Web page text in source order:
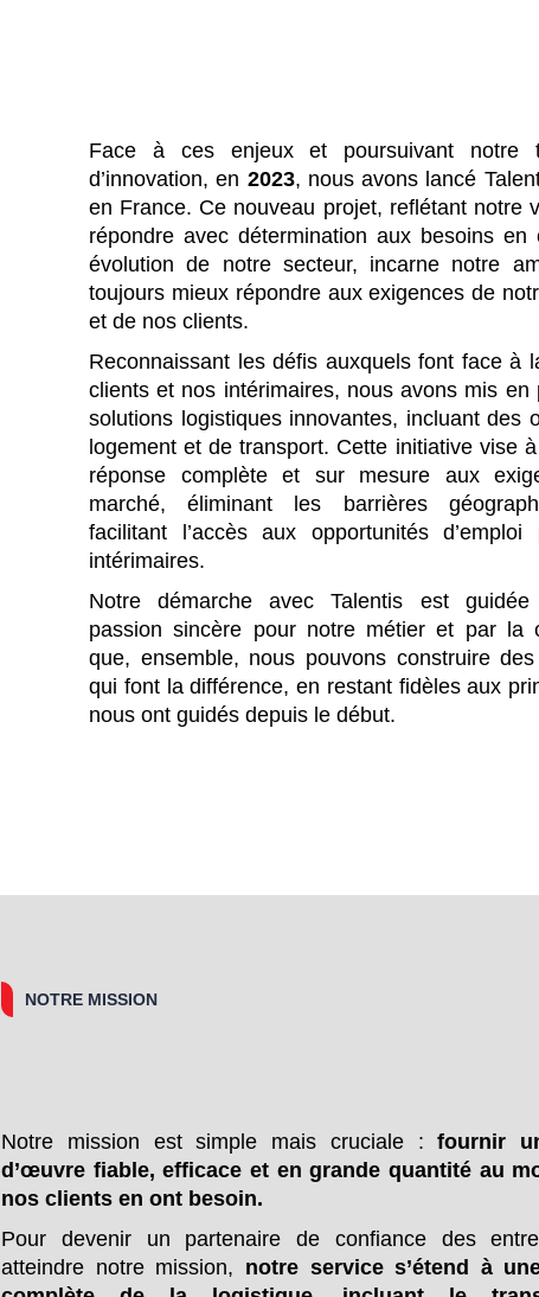
Face à ces enjeux et poursuivant notre
d’innovation, en 2023, nous avons lancé
en France. Ce nouveau projet, reflétant notre
répondre avec détermination aux besoins en
évolution de notre secteur, incarne notre
toujours mieux répondre aux exigences de
et de nos clients.
Reconnaissant les défis auxquels font face à
clients et nos intérimaires, nous avons mis en
solutions logistiques innovantes, incluant des
logement et de transport. Cette initiative vise
réponse complète et sur mesure aux
marché, éliminant les barrières
facilitant l’accès aux opportunités
intérimaires.
Notre démarche avec Talentis est
passion sincère pour notre métier et par la
que, ensemble, nous pouvons construire
qui font la différence, en restant fidèles aux
nous ont guidés depuis le début.
NOTRE MISSION
Notre mission est simple mais cruciale :fournir
d’œuvre fiable, efficace et en grande quantité au
nos clients en ont besoin.
Pour devenir un partenaire de confiance des
atteindre notre mission, notre service s’étend à